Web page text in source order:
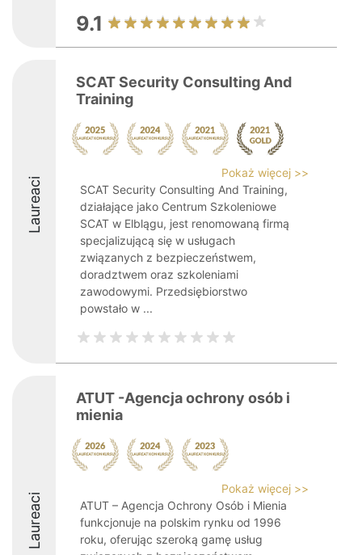
9.1
Laureaci
SCAT Security Consulting And
Training
Pokaż więcej >>
SCAT Security Consulting And Training,
działające jako Centrum Szkoleniowe
SCAT w Elblągu, jest renomowaną firmą
specjalizującą się w usługach
związanych z bezpieczeństwem,
doradztwem oraz szkoleniami
zawodowymi. Przedsiębiorstwo
powstało w ...
Laureaci
ATUT -Agencja ochrony osób i
mienia
Pokaż więcej >>
ATUT – Agencja Ochrony Osób i Mienia
funkcjonuje na polskim rynku od 1996
roku, oferując szeroką gamę usług